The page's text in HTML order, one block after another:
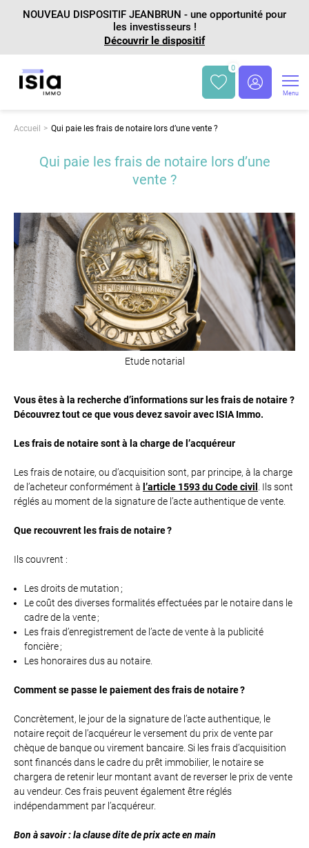
NOUVEAU DISPOSITIF JEANBRUN - une opportunité pour
les investisseurs !
Découvrir le dispositif
0
Menu
Accueil Qui paie les frais de notaire lors d’une vente ?
Qui paie les frais de notaire lors d’une
vente ?
Etude notarial
Vous êtes à la recherche d’informations sur les frais de notaire ?
Découvrez tout ce que vous devez savoir avec ISIA Immo.
Les frais de notaire sont à la charge de l’acquéreur
Les frais de notaire, ou d’acquisition sont, par principe, à la charge
de l’acheteur conformément à l’article 1593 du Code civil
. Ils sont
réglés au moment de la signature de l’acte authentique de vente.
Que recouvrent les frais de notaire ?
Ils couvrent :
Les droits de mutation ;
Le coût des diverses formalités effectuées par le notaire dans le
cadre de la vente ;
Les frais d’enregistrement de l’acte de vente à la publicité
foncière ;
Les honoraires dus au notaire.
Comment se passe le paiement des frais de notaire ?
Concrètement, le jour de la signature de l’acte authentique, le
notaire reçoit de l’acquéreur le versement du prix de vente par
chèque de banque ou virement bancaire. Si les frais d’acquisition
sont financés dans le cadre du prêt immobilier, le notaire se
chargera de retenir leur montant avant de reverser le prix de vente
au vendeur. Ces frais peuvent également être réglés
indépendamment par l’acquéreur.
Bon à savoir : la clause dite de prix acte en main